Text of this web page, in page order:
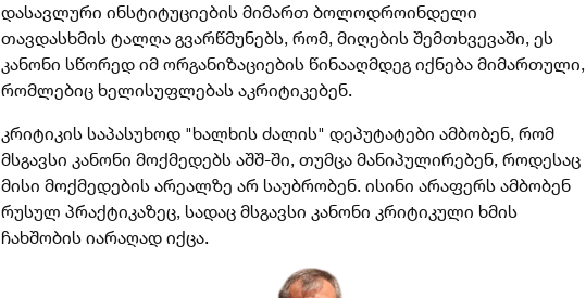
დასავლური ინსტიტუციების მიმართ ბოლოდროინდელი
თავდასხმის ტალღა გვარწმუნებს, რომ, მიღების შემთხვევაში, ეს
კანონი სწორედ იმ ორგანიზაციების წინააღმდეგ იქნება მიმართული,
რომლებიც ხელისუფლებას აკრიტიკებენ.
კრიტიკის საპასუხოდ "ხალხის ძალის" დეპუტატები ამბობენ, რომ
მსგავსი კანონი მოქმედებს აშშ-ში, თუმცა მანიპულირებენ, როდესაც
მისი მოქმედების არეალზე არ საუბრობენ. ისინი არაფერს ამბობენ
რუსულ პრაქტიკაზეც, სადაც მსგავსი კანონი კრიტიკული ხმის
ჩახშობის იარაღად იქცა.